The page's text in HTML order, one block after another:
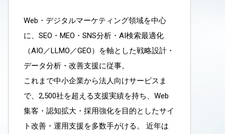
Web・デジタルマーケティング領域を中心
に、SEO・MEO・SNS分析・AI検索最適化
（AIO／LLMO／GEO）を軸とした戦略設計・
データ分析・改善支援に従事。
これまで中小企業から法人向けサービスま
で、2,500社を超える支援実績を持ち、Web
集客・認知拡大・採用強化を目的としたサイ
ト改善・運用支援を多数手がける。 近年は